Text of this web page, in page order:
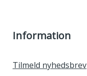
Information
Tilmeld nyhedsbrev